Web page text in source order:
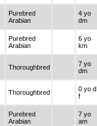
Purebred
Arabian
4 yo
dm
Purebred
Arabian
6 yo
km
Thoroughbred
7 yo
dm
Thoroughbred
0 yo d
f
Purebred
Arabian
7 yo
am